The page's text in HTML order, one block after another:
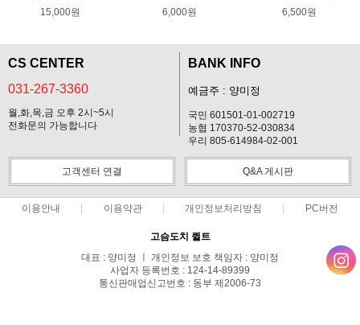
15,000원
6,000원
6,500원
CS CENTER
031-267-3360
월,화,목,금 오후 2시~5시
전화문의 가능합니다
BANK INFO
예금주 : 양미정
국민 601501-01-002719
농협 170370-52-030834
우리 805-614984-02-001
고객센터 연결 Q&A 게시판
이용안내 이용약관 개인정보처리방침 PC버전
고슴도치 퀼트
대표 : 양미정 ㅣ 개인정보 보호 책임자 : 양미정
사업자 등록번호 : 124-14-89399
통신판매업신고번호 : 동부 제2006-73